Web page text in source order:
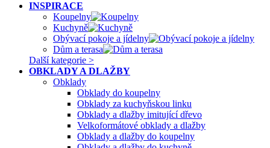
INSPIRACE
Koupelny
Kuchyně
Obývací pokoje a jídelny
Dům a terasa
Další kategorie >
OBKLADY A DLAŽBY
Obklady
Obklady do koupelny
Obklady za kuchyňskou linku
Obklady a dlažby imitující dřevo
Velkoformátové obklady a dlažby
Obklady a dlažby do koupelny